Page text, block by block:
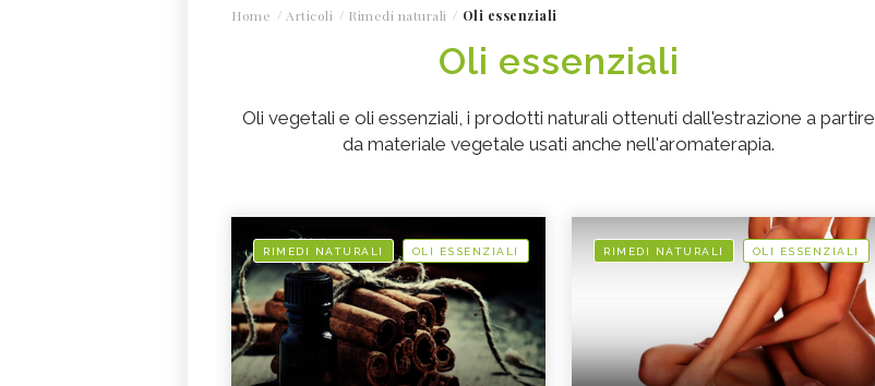
Home Articoli Rimedi naturali Oli essenziali
Oli essenziali
Oli vegetali e oli essenziali, i prodotti naturali ottenuti dall'estrazione a partire
da materiale vegetale usati anche nell'aromaterapia.
RIMEDI NATURALI OLI ESSENZIALI RIMEDI NATURALI OLI ESSENZIALI